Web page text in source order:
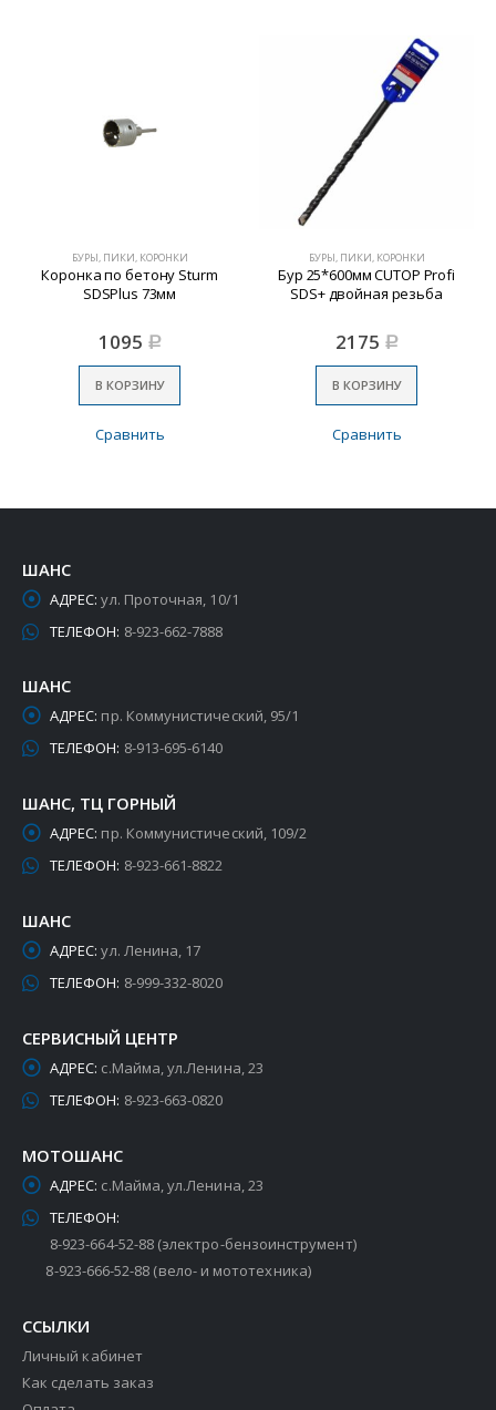
БУРЫ, ПИКИ, КОРОНКИ
Коронка по бетону Sturm
SDSPlus 73мм
1095 Р
В КОРЗИНУ
Сравнить
БУРЫ, ПИКИ, КОРОНКИ
Бур 25*600мм CUTOP Profi
SDS+ двойная резьба
2175 Р
В КОРЗИНУ
Сравнить
ШАНС
АДРЕС: ул. Проточная, 10/1
ТЕЛЕФОН: 8-923-662-7888
ШАНС
АДРЕС: пр. Коммунистический, 95/1
ТЕЛЕФОН: 8-913-695-6140
ШАНС, ТЦ ГОРНЫЙ
АДРЕС: пр. Коммунистический, 109/2
ТЕЛЕФОН: 8-923-661-8822
ШАНС
АДРЕС: ул. Ленина, 17
ТЕЛЕФОН: 8-999-332-8020
СЕРВИСНЫЙ ЦЕНТР
АДРЕС: с.Майма, ул.Ленина, 23
ТЕЛЕФОН: 8-923-663-0820
МОТОШАНС
АДРЕС: с.Майма, ул.Ленина, 23
ТЕЛЕФОН:
8-923-664-52-88 (электро-бензоинструмент)
8-923-666-52-88 (вело- и мототехника)
ССЫЛКИ
Личный кабинет
Как сделать заказ